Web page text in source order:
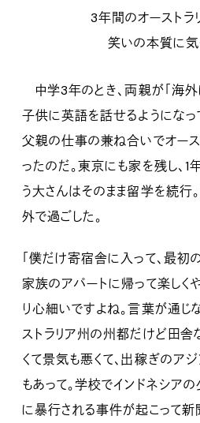
3年間のオーストラ
笑いの本質に気
中学3年のとき、両親が「海外
子供に英語を話せるようになっ
父親の仕事の兼ね合いでオース
ったのだ。東京にも家を残し、1
う大さんはそのまま留学を続行
外で過ごした。
「僕だけ寄宿舎に入って、最初
家族のアパートに帰って楽しく
り心細いですよね。言葉が通じ
ストラリア州の州都だけど田舎
くて景気も悪くて、出稼ぎのア
もあって。学校でインドネシア
に暴行される事件が起こって新